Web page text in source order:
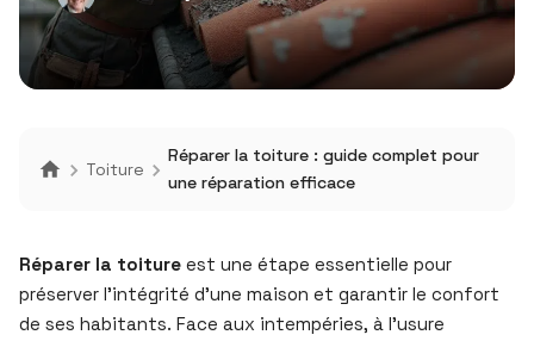
Toiture
Réparer la toiture : guide complet pour
une réparation efficace
Réparer la toiture est une étape essentielle pour
préserver l’intégrité d’une maison et garantir le confort
de ses habitants. Face aux intempéries, à l’usure